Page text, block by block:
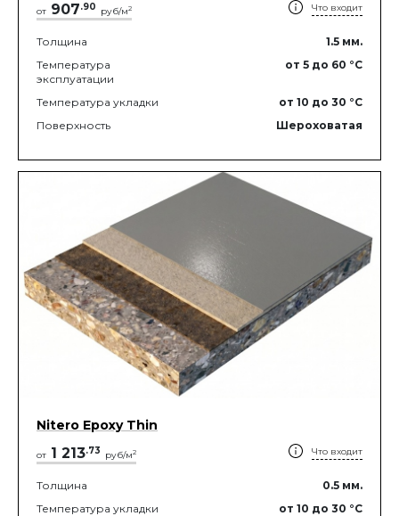
от 907.90 руб/м2 Что входит
Толщина 1.5 мм.
Температура
эксплуатации
от 5 до 60 °C
Температура укладки от 10 до 30 °C
Поверхность
Шероховатая
Nitero Epoxy Thin
от 1 213.73 руб/м2 Что входит
Толщина 0.5 мм.
Температура укладки
от 10 до 30 °C